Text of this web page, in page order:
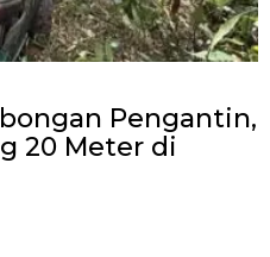
Pengantin,
20 Meter di